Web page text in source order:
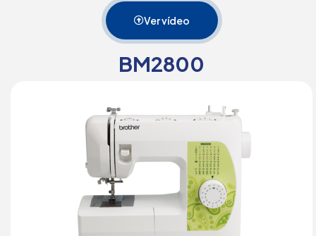
Ver vídeo
BM2800